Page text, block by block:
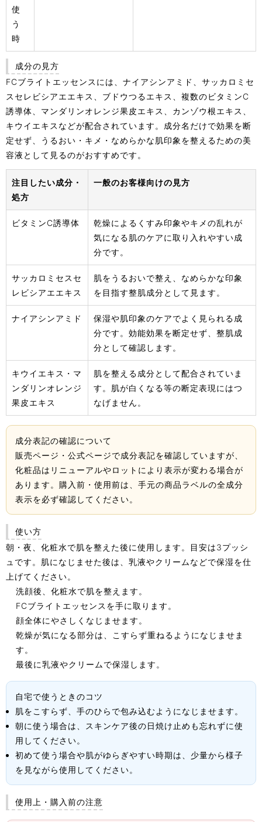
使
う
時
成分の見方
FCブライトエッセンスには、ナイアシンアミド、サッカロミセ
スセレビシアエエキス、ブドウつるエキス、複数のビタミンC
誘導体、マンダリンオレンジ果皮エキス、カンゾウ根エキス、
キウイエキスなどが配合されています。成分名だけで効果を断
定せず、うるおい・キメ・なめらかな肌印象を整えるための美
容液として見るのがおすすめです。
注目したい成分・
処方
一般のお客様向けの見方
ビタミンC誘導体
乾燥によるくすみ印象やキメの乱れが
気になる肌のケアに取り入れやすい成
分です。
サッカロミセスセ
レビシアエエキス
肌をうるおいで整え、なめらかな印象
を目指す整肌成分として見ます。
ナイアシンアミド
保湿や肌印象のケアでよく見られる成
分です。効能効果を断定せず、整肌成
分として確認します。
キウイエキス・マ
ンダリンオレンジ
果皮エキス
肌を整える成分として配合されていま
す。肌が白くなる等の断定表現にはつ
なげません。
成分表記の確認について
販売ページ・公式ページで成分表記を確認していますが、
化粧品はリニューアルやロットにより表示が変わる場合が
あります。購入前・使用前は、手元の商品ラベルの全成分
表示を必ず確認してください。
使い方
朝・夜、化粧水で肌を整えた後に使用します。目安は3プッシ
ュです。肌になじませた後は、乳液やクリームなどで保湿を仕
上げてください。
洗顔後、化粧水で肌を整えます。
FCブライトエッセンスを手に取ります。
顔全体にやさしくなじませます。
乾燥が気になる部分は、こすらず重ねるようになじませま
す。
最後に乳液やクリームで保湿します。
自宅で使うときのコツ
肌をこすらず、手のひらで包み込むようになじませます。
朝に使う場合は、スキンケア後の日焼け止めも忘れずに使
用してください。
初めて使う場合や肌がゆらぎやすい時期は、少量から様子
を見ながら使用してください。
使用上・購入前の注意